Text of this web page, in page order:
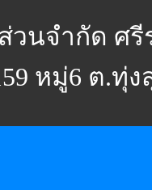
วนจำกัด ศรี
หมู่6 ต.ทุ่